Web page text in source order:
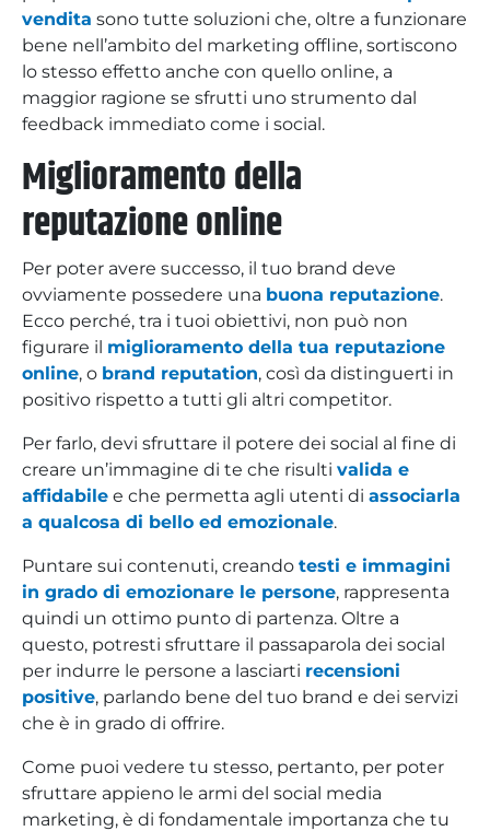
vendita sono tutte soluzioni che, oltre a funzionare
bene nell’ambito del marketing offline, sortiscono
lo stesso effetto anche con quello online, a
maggior ragione se sfrutti uno strumento dal
feedback immediato come i social.
Miglioramento della
reputazione online
Per poter avere successo, il tuo brand deve
ovviamente possedere una buona reputazione.
Ecco perché, tra i tuoi obiettivi, non può non
figurare il miglioramento della tua reputazione
online, o brand reputation, così da distinguerti in
positivo rispetto a tutti gli altri competitor.
Per farlo, devi sfruttare il potere dei social al fine di
creare un’immagine di te che risulti valida e
affidabile e che permetta agli utenti di associarla
a qualcosa di bello ed emozionale.
Puntare sui contenuti, creando testi e immagini
in grado di emozionare le persone, rappresenta
quindi un ottimo punto di partenza. Oltre a
questo, potresti sfruttare il passaparola dei social
per indurre le persone a lasciarti recensioni
positive, parlando bene del tuo brand e dei servizi
che è in grado di offrire.
Come puoi vedere tu stesso, pertanto, per poter
sfruttare appieno le armi del social media
marketing, è di fondamentale importanza che tu